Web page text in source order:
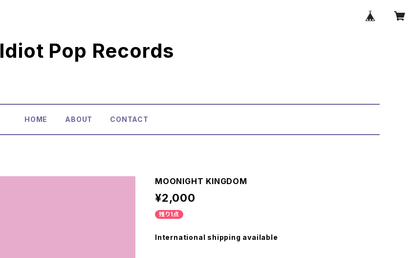
Idiot Pop Records
HOME ABOUT CONTACT
MOONIGHT KINGDOM
¥2,000
残り1点
International shipping available